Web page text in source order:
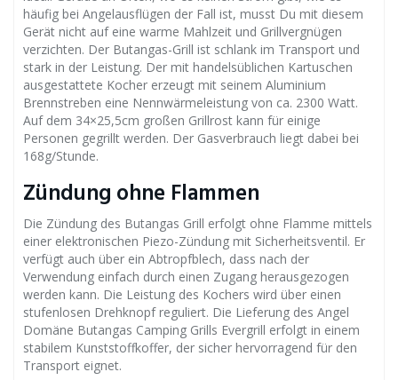
häufig bei Angelausflügen der Fall ist, musst Du mit diesem
Gerät nicht auf eine warme Mahlzeit und Grillvergnügen
verzichten. Der Butangas-Grill ist schlank im Transport und
stark in der Leistung. Der mit handelsüblichen Kartuschen
ausgestattete Kocher erzeugt mit seinem Aluminium
Brennstreben eine Nennwärmeleistung von ca. 2300 Watt.
Auf dem 34×25,5cm großen Grillrost kann für einige
Personen gegrillt werden. Der Gasverbrauch liegt dabei bei
168g/Stunde.
Zündung ohne Flammen
Die Zündung des Butangas Grill erfolgt ohne Flamme mittels
einer elektronischen Piezo-Zündung mit Sicherheitsventil. Er
verfügt auch über ein Abtropfblech, dass nach der
Verwendung einfach durch einen Zugang herausgezogen
werden kann. Die Leistung des Kochers wird über einen
stufenlosen Drehknopf reguliert. Die Lieferung des Angel
Domäne Butangas Camping Grills Evergrill erfolgt in einem
stabilem Kunststoffkoffer, der sicher hervorragend für den
Transport eignet.